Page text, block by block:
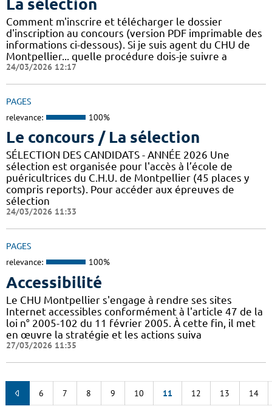
La sélection
Comment m'inscrire et télécharger le dossier
d'inscription au concours (version PDF imprimable des
informations ci-dessous). Si je suis agent du CHU de
Montpellier... quelle procédure dois-je suivre a
24/03/2026 12:17
PAGES
relevance: 100%
Le concours / La sélection
SÉLECTION DES CANDIDATS - ANNÉE 2026 Une
sélection est organisée pour l'accès à l’école de
puéricultrices du C.H.U. de Montpellier (45 places y
compris reports). Pour accéder aux épreuves de
sélection
24/03/2026 11:33
PAGES
relevance: 100%
Accessibilité
Le CHU Montpellier s'engage à rendre ses sites
Internet accessibles conformément à l'article 47 de la
loi n° 2005-102 du 11 février 2005. À cette fin, il met
en œuvre la stratégie et les actions suiva
27/03/2026 11:35
6 7 8 9 10 11 12 13 14